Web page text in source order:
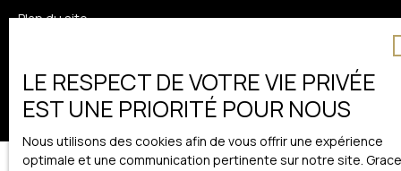
Plan du site
Propulsé par
LE RESPECT DE VOTRE VIE PRIVÉE
EST UNE PRIORITÉ POUR NOUS
Nous utilisons des cookies afin de vous offrir une expérience
optimale et une communication pertinente sur notre site.